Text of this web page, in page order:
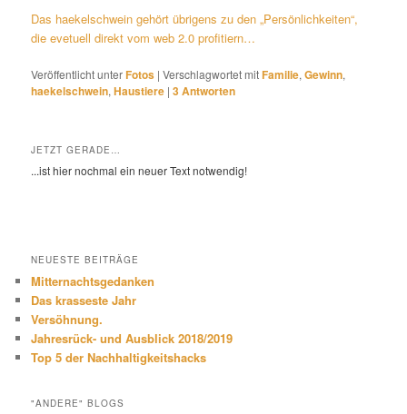
Das haekelschwein gehört übrigens zu den „Persönlichkeiten“,
die evetuell direkt vom web 2.0 profitiern…
Veröffentlicht unterFotos |Verschlagwortet mitFamilie,Gewinn,
haekelschwein,Haustiere |3Antworten
JETZT GERADE…
...ist hier nochmal ein neuer Text notwendig!
NEUESTE BEITRÄGE
Mitternachtsgedanken
Das krasseste Jahr
Versöhnung.
Jahresrück- und Ausblick 2018/2019
Top 5 der Nachhaltigkeitshacks
"ANDERE" BLOGS